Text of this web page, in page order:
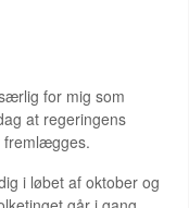
for mig som
at regeringens
fremlægges.
i løbet af oktober og